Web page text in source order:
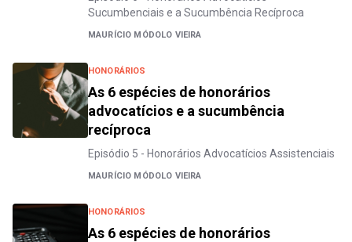
Sucumbenciais e a Sucumbência Recíproca
MAURÍCIO MÓDOLO VIEIRA
HONORÁRIOS
As 6 espécies de honorários
advocatícios e a sucumbência
recíproca
Episódio 5 - Honorários Advocatícios Assistenciais
MAURÍCIO MÓDOLO VIEIRA
HONORÁRIOS
As 6 espécies de honorários